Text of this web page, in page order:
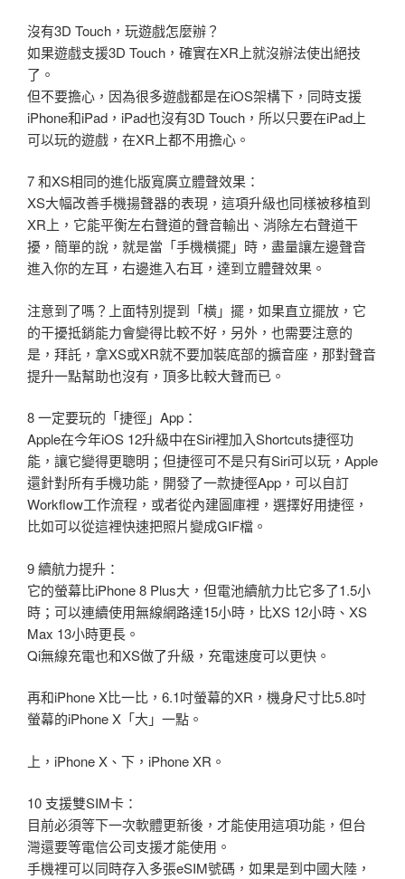
沒有3D Touch，玩遊戲怎麼辦？
如果遊戲支援3D Touch，確實在XR上就沒辦法使出絕技
了。
但不要擔心，因為很多遊戲都是在iOS架構下，同時支援
iPhone和iPad，iPad也沒有3D Touch，所以只要在iPad上
可以玩的遊戲，在XR上都不用擔心。
7 和XS相同的進化版寬廣立體聲效果：
XS大幅改善手機揚聲器的表現，這項升級也同樣被移植到
XR上，它能平衡左右聲道的聲音輸出、消除左右聲道干
擾，簡單的說，就是當「手機橫擺」時，盡量讓左邊聲音
進入你的左耳，右邊進入右耳，達到立體聲效果。
注意到了嗎？上面特別提到「橫」擺，如果直立擺放，它
的干擾抵銷能力會變得比較不好，另外，也需要注意的
是，拜託，拿XS或XR就不要加裝底部的擴音座，那對聲音
提升一點幫助也沒有，頂多比較大聲而已。
8 一定要玩的「捷徑」App：
Apple在今年iOS 12升級中在Siri裡加入Shortcuts捷徑功
能，讓它變得更聰明；但捷徑可不是只有Siri可以玩，Apple
還針對所有手機功能，開發了一款捷徑App，可以自訂
Workflow工作流程，或者從內建圖庫裡，選擇好用捷徑，
比如可以從這裡快速把照片變成GIF檔。
9 續航力提升：
它的螢幕比iPhone 8 Plus大，但電池續航力比它多了1.5小
時；可以連續使用無線網路達15小時，比XS 12小時、XS
Max 13小時更長。
Qi無線充電也和XS做了升級，充電速度可以更快。
再和iPhone X比一比，6.1吋螢幕的XR，機身尺寸比5.8吋
螢幕的iPhone X「大」一點。
上，iPhone X、下，iPhone XR。
10 支援雙SIM卡：
目前必須等下一次軟體更新後，才能使用這項功能，但台
灣還要等電信公司支援才能使用。
手機裡可以同時存入多張eSIM號碼，如果是到中國大陸，